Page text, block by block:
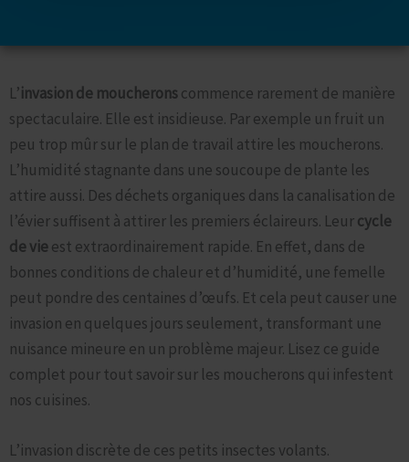
L’invasion de moucheronscommence rarement de manière
spectaculaire. Elle est insidieuse. Par exemple un fruit un
peu trop mûr sur le plan de travail attire les moucherons.
L’humidité stagnante dans une soucoupe de plante les
attire aussi. Des déchets organiques dans la canalisation de
l’évier suffisent à attirer les premiers éclaireurs. Leurcycle
de vieest extraordinairement rapide. En effet, dans de
bonnes conditions de chaleur et d’humidité, une femelle
peut pondre des centaines d’œufs. Et cela peut causer une
invasion en quelques jours seulement, transformant une
nuisance mineure en un problème majeur. Lisez ce guide
complet pour tout savoir sur les moucherons qui infestent
nos cuisines.
L’invasion discrète de ces petits insectes volants.